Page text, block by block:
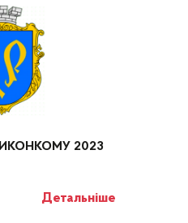
2023
Детальніше